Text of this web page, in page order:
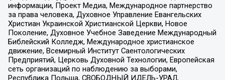
информации, Проект Медиа, Международное партнерство
за права человека, Духовное Управление Евангельских
Христиан Украинской Христианской Церкви, Новое
Поколение, Духовное Учебное Заведение Международный
Библейский Колледж, Международное христианское
движение, Всемирный Институт Саентологических
Предприятий, Церковь Духовной Технологии, Европейская
сеть организаций по наблюдению за выборами,
Республика Польша, СВОБОДНЫЙ ИДЕЛЬ-УРАЛ,